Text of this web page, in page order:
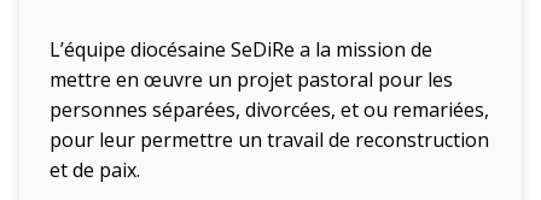
L’équipe diocésaine SeDiRe a la mission de
mettre en œuvre un projet pastoral pour les
personnes séparées, divorcées, et ou remariées,
pour leur permettre un travail de reconstruction
et de paix.